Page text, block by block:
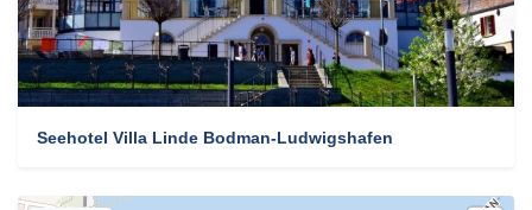
Seehotel Villa Linde Bodman-Ludwigshafen